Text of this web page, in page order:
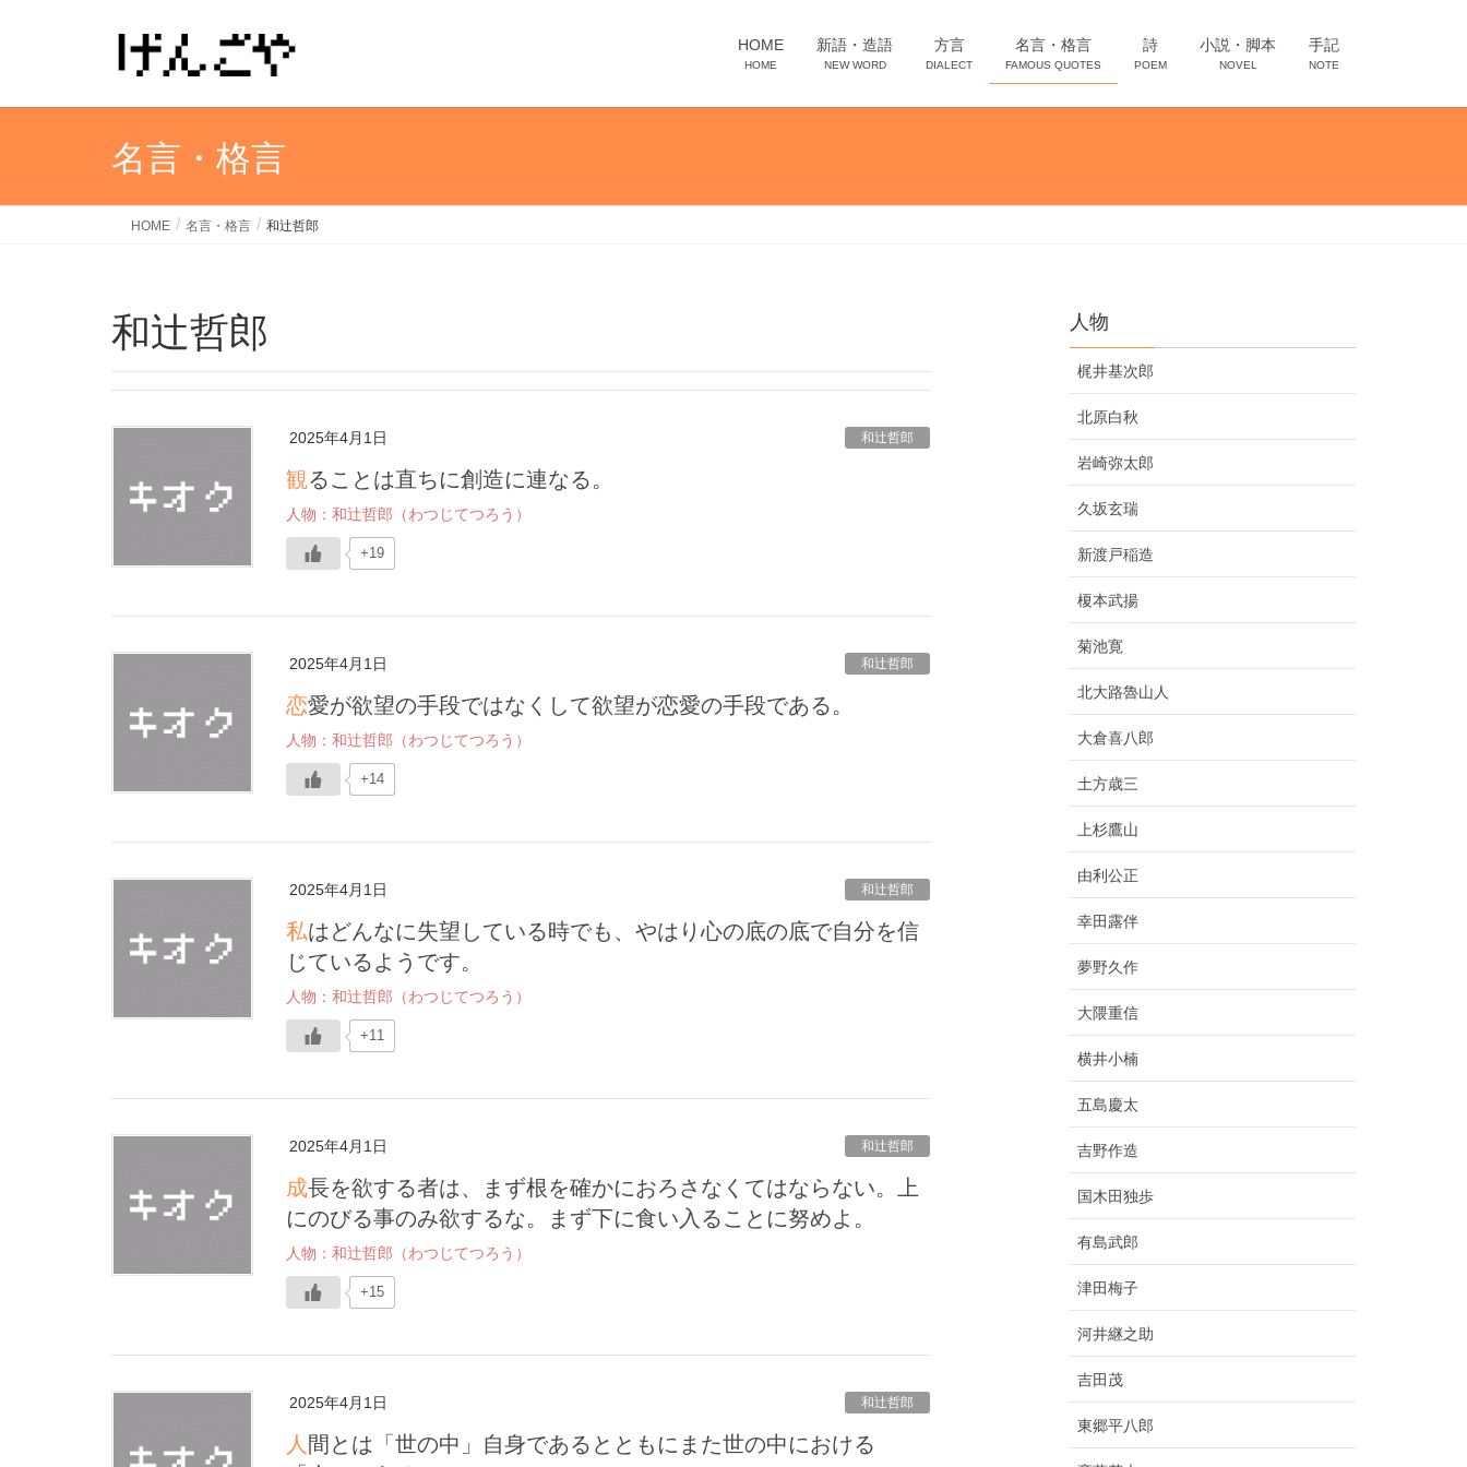
HOME
HOME
新語・造語
NEW WORD
方言
DIALECT
名言・格言
FAMOUS QUOTES
詩
POEM
小説・脚本
NOVEL
手記
NOTE
名言・格言
HOME 名言・格言 和辻哲郎
和辻哲郎
2025年4月1日 和辻哲郎
観ることは直ちに創造に連なる。
人物：和辻哲郎（わつじてつろう）
+19
2025年4月1日 和辻哲郎
恋愛が欲望の手段ではなくして欲望が恋愛の手段である。
人物：和辻哲郎（わつじてつろう）
+14
2025年4月1日 和辻哲郎
私はどんなに失望している時でも、やはり心の底の底で自分を信
じているようです。
人物：和辻哲郎（わつじてつろう）
+11
2025年4月1日 和辻哲郎
成長を欲する者は、まず根を確かにおろさなくてはならない。上
にのびる事のみ欲するな。まず下に食い入ることに努めよ。
人物：和辻哲郎（わつじてつろう）
+15
2025年4月1日 和辻哲郎
人間とは「世の中」自身であるとともにまた世の中における
人物
梶井基次郎
北原白秋
岩崎弥太郎
久坂玄瑞
新渡戸稲造
榎本武揚
菊池寛
北大路魯山人
大倉喜八郎
土方歳三
上杉鷹山
由利公正
幸田露伴
夢野久作
大隈重信
横井小楠
五島慶太
吉野作造
国木田独歩
有島武郎
津田梅子
河井継之助
吉田茂
東郷平八郎